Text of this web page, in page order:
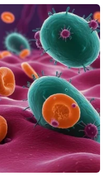
nhân dịp